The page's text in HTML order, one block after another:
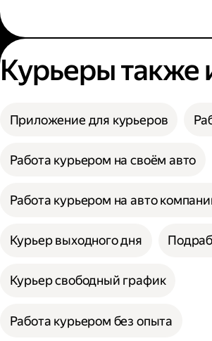
Курьеры также
Приложение для курьеров
Работа курьером на своём авто
Работа курьером на авто
Курьер выходного дня
Курьер свободный график
Работа курьером без опыта